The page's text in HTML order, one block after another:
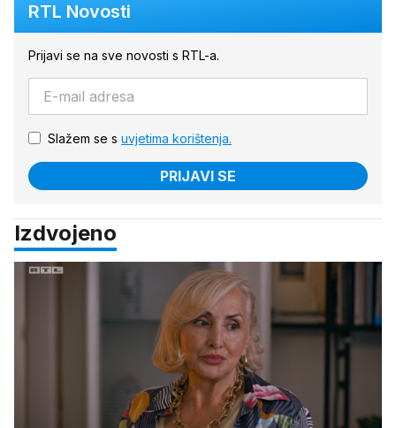
RTL Novosti
Prijavi se na sve novosti s RTL-a.
Slažem se s uvjetima korištenja.
PRIJAVI SE
Izdvojeno